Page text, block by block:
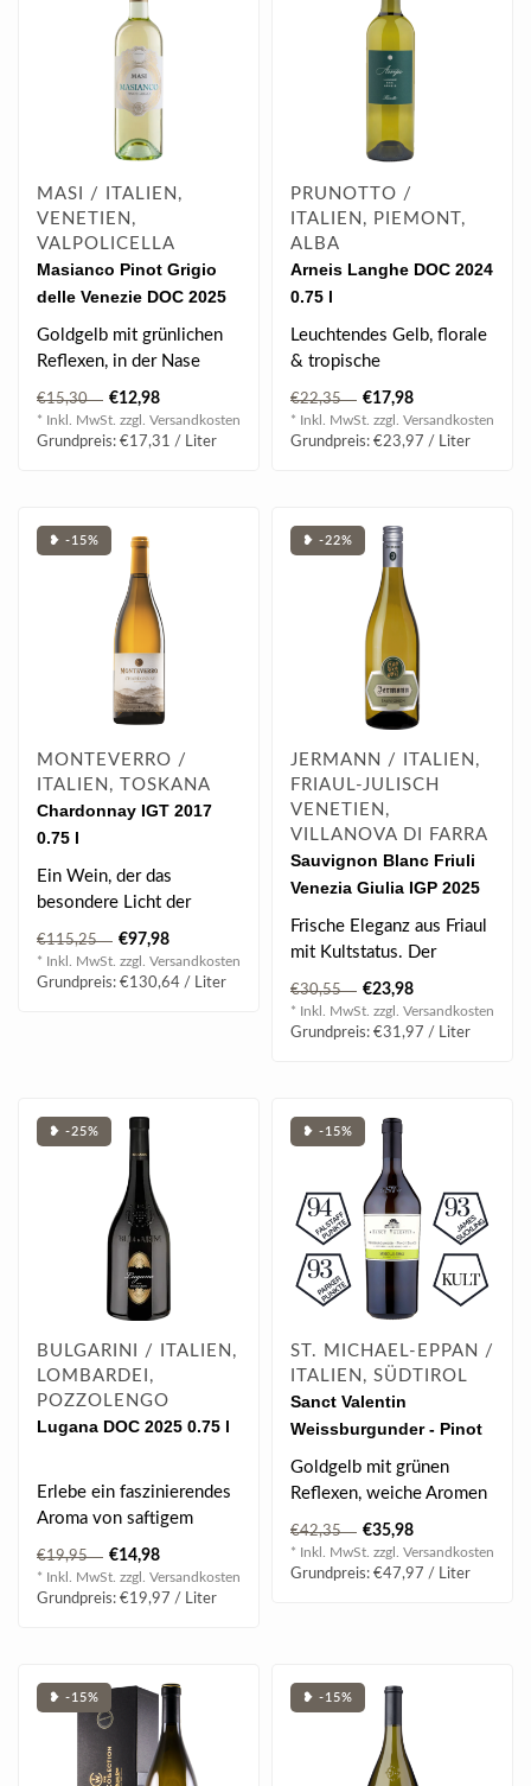
MASI / ITALIEN,
VENETIEN,
VALPOLICELLA
Masianco Pinot Grigio
delle Venezie DOC 2025
0.75 l
Goldgelb mit grünlichen
Reflexen, in der Nase
Zitrusfrüchte, weiße
Blüten un..
€15,30 €12,98
* Inkl. MwSt. zzgl. Versandkosten
Grundpreis: €17,31 / Liter
PRUNOTTO /
ITALIEN, PIEMONT,
ALBA
Arneis Langhe DOC 2024
0.75 l
Leuchtendes Gelb, florale
& tropische
Fruchtanklänge, elegant &
frisch, fruchti..
€22,35 €17,98
* Inkl. MwSt. zzgl. Versandkosten
Grundpreis: €23,97 / Liter
❥ -15%
MONTEVERRO /
ITALIEN, TOSKANA
Chardonnay IGT 2017
0.75 l
Ein Wein, der das
besondere Licht der
Maremma wiederspiegelt.
Frische und knacki..
€115,25 €97,98
* Inkl. MwSt. zzgl. Versandkosten
Grundpreis: €130,64 / Liter
❥ -22%
JERMANN / ITALIEN,
FRIAUL-JULISCH
VENETIEN,
VILLANOVA DI FARRA
Sauvignon Blanc Friuli
Venezia Giulia IGP 2025
0.75 l
Frische Eleganz aus Friaul
mit Kultstatus. Der
Sauvignon Blanc 2025
von Jermann ..
€30,55 €23,98
* Inkl. MwSt. zzgl. Versandkosten
Grundpreis: €31,97 / Liter
❥ -25%
BULGARINI / ITALIEN,
LOMBARDEI,
POZZOLENGO
Lugana DOC 2025 0.75 l
Erlebe ein faszinierendes
Aroma von saftigem
Weinbergpfirsich,
exotischer Litsch..
€19,95 €14,98
* Inkl. MwSt. zzgl. Versandkosten
Grundpreis: €19,97 / Liter
❥ -15%
ST. MICHAEL-EPPAN /
ITALIEN, SÜDTIROL
Sanct Valentin
Weissburgunder - Pinot
Bianco DOC 2020 0.75 l
Goldgelb mit grünen
Reflexen, weiche Aromen
von Apfel, Melone und
Vanille, samt..
€42,35 €35,98
* Inkl. MwSt. zzgl. Versandkosten
Grundpreis: €47,97 / Liter
❥ -15% ❥ -15%